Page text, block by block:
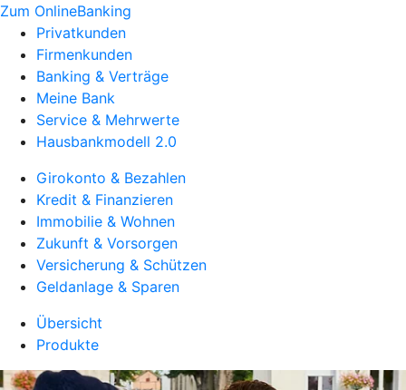
Zum OnlineBanking
Privatkunden
Firmenkunden
Banking & Verträge
Meine Bank
Service & Mehrwerte
Hausbankmodell 2.0
Girokonto & Bezahlen
Kredit & Finanzieren
Immobilie & Wohnen
Zukunft & Vorsorgen
Versicherung & Schützen
Geldanlage & Sparen
Übersicht
Produkte